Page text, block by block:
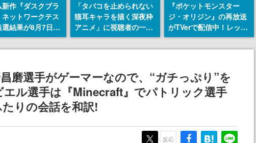
新作『ダスクブラ
ネットワークテス
選結果が8月7日22
。応募サイトの
ジから確認可
ト実施は8月21
日
「タバコを止められない
猫耳キャラを描く深夜枠
アニメ」に視聴者の一部
から批判意見。違法薬物
の使用と思しき描写も含
『ポケットモンスター
ジ・オリジン』の再放送
がTVerで配信中！レッド
（CV：竹内順子）が主人
公のオリジナルアニメ
磨選手がゲーマーなので、“ガチっぷり”を
エル選手は『Minecraft』でパトリック選手
りの会話を和訳!
反応